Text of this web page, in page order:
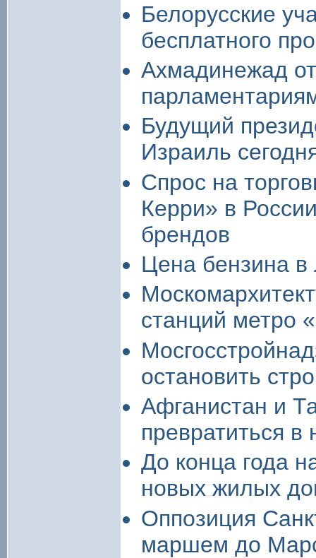
Белорусские
бесплатного
Ахмадинежад
Будущий
Израиль
Спрос на
Керри» в
брендов
Цена бензина в
станций метро
остановить
Афганистан и
превратиться
До конца года
новых жилых
Оппозиция
маршем до